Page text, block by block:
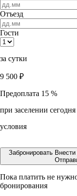
Отъезд
Гости
за сутки
9 500 ₽
Предоплата 15 %
при заселении сегодня
условия
Забронировать
Пока платить не
бронирования